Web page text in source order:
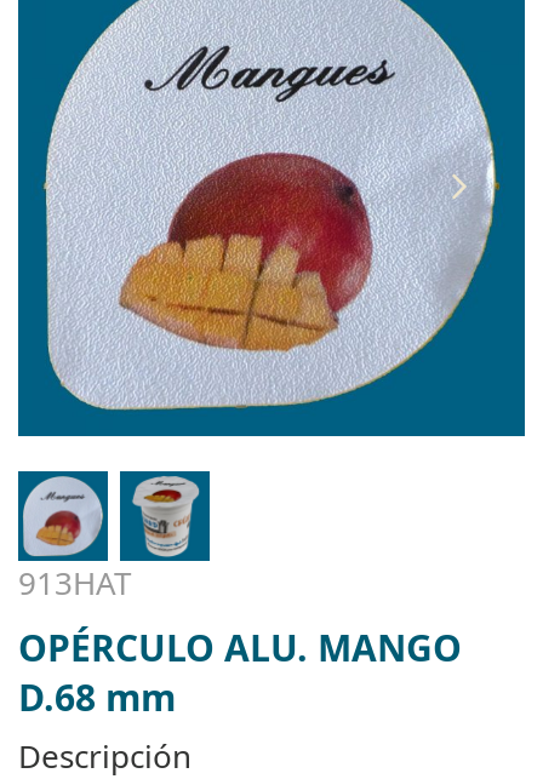
913HAT
OPÉRCULO ALU. MANGO
D.68 mm
Descripción